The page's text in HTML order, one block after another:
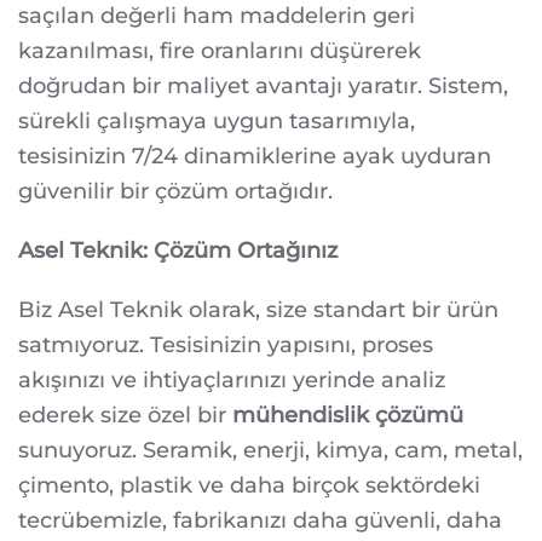
saçılan değerli ham maddelerin geri
kazanılması, fire oranlarını düşürerek
doğrudan bir maliyet avantajı yaratır. Sistem,
sürekli çalışmaya uygun tasarımıyla,
tesisinizin 7/24 dinamiklerine ayak uyduran
güvenilir bir çözüm ortağıdır.
Asel Teknik: Çözüm Ortağınız
Biz Asel Teknik olarak, size standart bir ürün
satmıyoruz. Tesisinizin yapısını, proses
akışınızı ve ihtiyaçlarınızı yerinde analiz
ederek size özel bir mühendislik çözümü
sunuyoruz. Seramik, enerji, kimya, cam, metal,
çimento, plastik ve daha birçok sektördeki
tecrübemizle, fabrikanızı daha güvenli, daha